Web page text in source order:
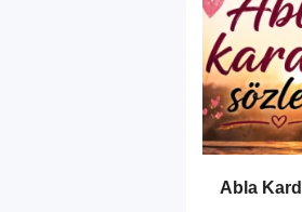
Abla